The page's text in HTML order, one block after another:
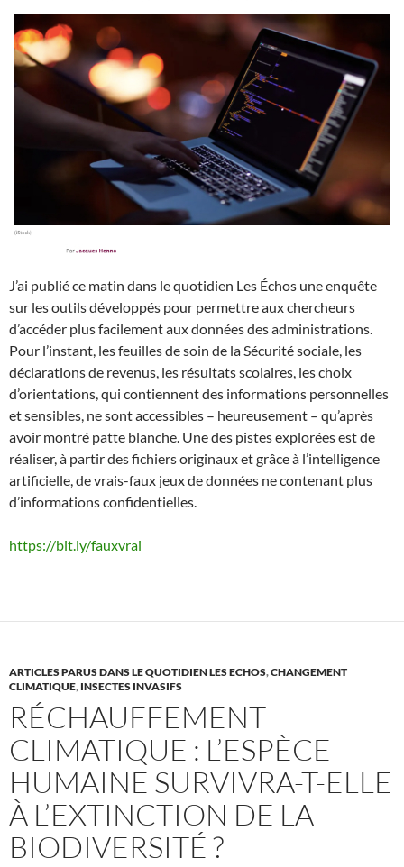
J’ai publié ce matin dans le quotidien Les Échos une enquête
sur les outils développés pour permettre aux chercheurs
d’accéder plus facilement aux données des administrations.
Pour l’instant, les feuilles de soin de la Sécurité sociale, les
déclarations de revenus, les résultats scolaires, les choix
d’orientations, qui contiennent des informations personnelles
et sensibles, ne sont accessibles – heureusement – qu’après
avoir montré patte blanche. Une des pistes explorées est de
réaliser, à partir des fichiers originaux et grâce à l’intelligence
artificielle, de vrais-faux jeux de données ne contenant plus
d’informations confidentielles.
https://bit.ly/fauxvrai
ARTICLES PARUS DANS LE QUOTIDIEN LES ECHOS,CHANGEMENT
CLIMATIQUE, INSECTES INVASIFS
RÉCHAUFFEMENT
CLIMATIQUE : L’ESPÈCE
HUMAINE SURVIVRA-T-ELLE
À L’EXTINCTION DE LA
BIODIVERSITÉ ?